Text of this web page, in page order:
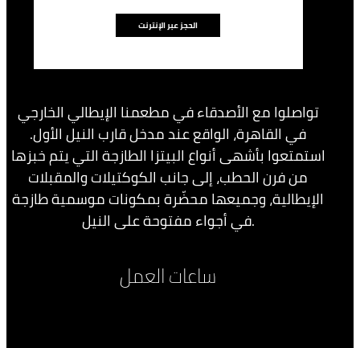
الحجز عبر الإنترنت
تواصلوا مع الأصدقاء في مطعمنا الإيطالي الخارجي
في القاهرة، الواقع عند مدخل قارب النيل الأول.
استمتعوا بأشهى أنواع البيتزا الطازجة التي يتم خبزها
من فرن الحطب، إلى جانب الكوكتيلات والمقبلات
الإيطالية، وجميعها محضّرة بمكونات موسمية طازجة
في أجواء مفتوحة على النيل.
ساعات العمل